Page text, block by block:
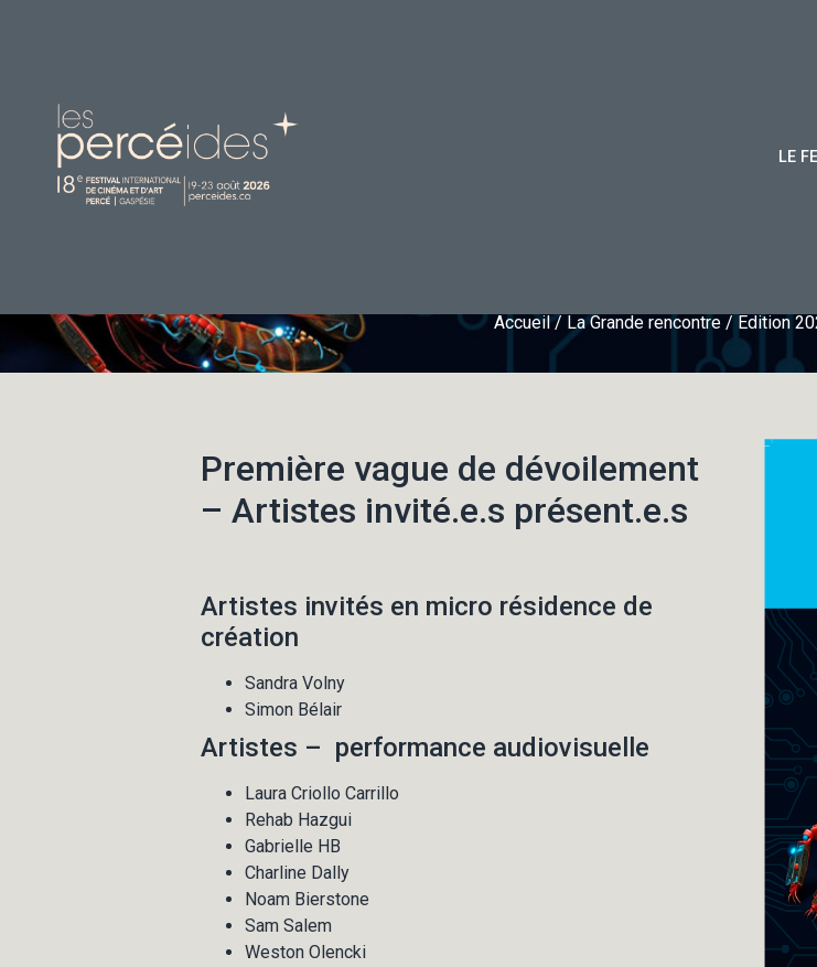
LE
Accueil/ La Grande rencontre / Édition
Première vague de dévoilement
– Artistes invité.e.s présent.e.s
Artistes invités en micro résidence de
création
Sandra Volny
Simon Bélair
Artistes – performance audiovisuelle
Laura Criollo Carrillo
Rehab Hazgui
Gabrielle HB
Charline Dally
Noam Bierstone
Sam Salem
Weston Olencki